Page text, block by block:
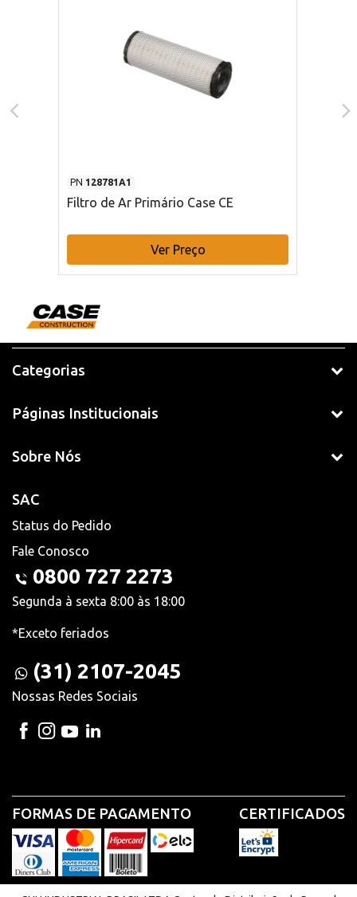
PN 128781A1
Filtro de Ar Primário Case CE
Ver Preço
Categorias
Páginas Institucionais
Sobre Nós
SAC
Status do Pedido
Fale Conosco
0800 727 2273
Segunda à sexta 8:00 às 18:00
*Exceto feriados
(31) 2107-2045
Nossas Redes Sociais
FORMAS DE PAGAMENTO CERTIFICADOS